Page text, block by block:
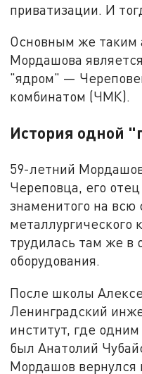
приватизации. И
Основным же таким
Мордашова
"ядром" —
комбинатом (ЧМК).
История одной
59-летний
Череповца, его
знаменитого на всю
металлургического
трудилась там же в
оборудования.
После школы
Ленинградский
институт, где
был Анатолий
Мордашов